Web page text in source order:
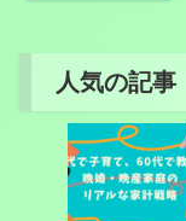
人気の記事